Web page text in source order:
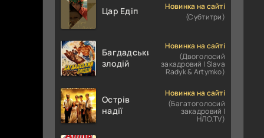
Цар Едіп
Новинка на сайті
(Субтитри)
Багдадський
злодій
Новинка на сайті
(Двоголосий
закадровий | Slava
Radyk & Artymko)
Острів
надії
Новинка на сайті
(Багатоголосий
закадровий |
НЛО.TV)